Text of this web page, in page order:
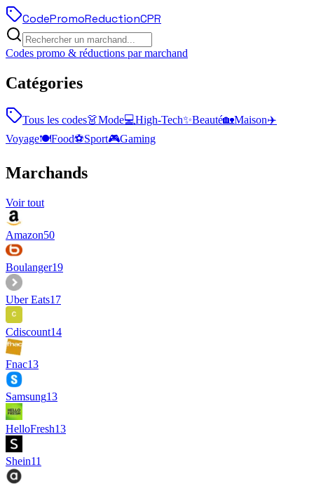
CodePromoReductionCPR
Codes promo & réductions par marchand
Catégories
Tous les codes👗Mode💻High-Tech✨Beauté🏡Maison✈️
Voyage🍽️Food⚽Sport🎮Gaming
Marchands
Voir tout
Amazon50
Boulanger19
Uber Eats17
Cdiscount14
Fnac13
Samsung13
HelloFresh13
Shein11